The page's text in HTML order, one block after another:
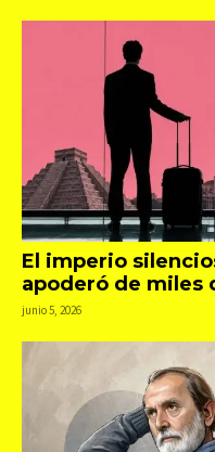
El imperio
apoderó de miles
junio 5, 2026